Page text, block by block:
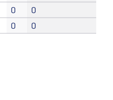
0
0
0 0